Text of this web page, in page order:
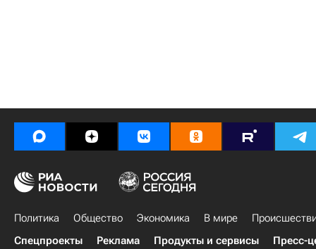
Политика Общество Экономика В мире
Спецпроекты
Реклама Продукты и сервисы Пресс-